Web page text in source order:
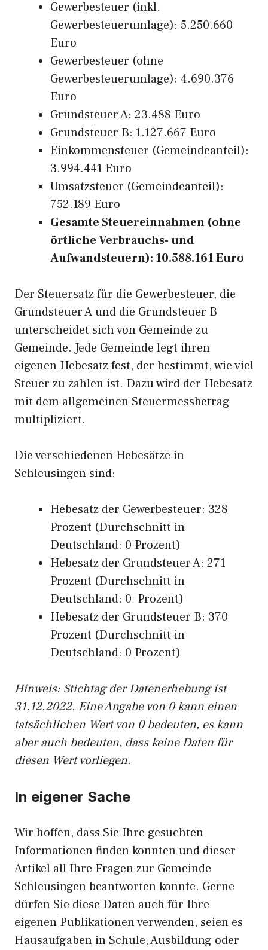
Gewerbesteuer (inkl.
Gewerbesteuerumlage): 5.250.660
Euro
Gewerbesteuer (ohne
Gewerbesteuerumlage): 4.690.376
Euro
Grundsteuer A: 23.488 Euro
Grundsteuer B: 1.127.667 Euro
Einkommensteuer (Gemeindeanteil):
3.994.441 Euro
Umsatzsteuer (Gemeindeanteil):
752.189 Euro
Gesamte Steuereinnahmen (ohne
örtliche Verbrauchs- und
Aufwandsteuern): 10.588.161 Euro
Der Steuersatz für die Gewerbesteuer, die
Grundsteuer A und die Grundsteuer B
unterscheidet sich von Gemeinde zu
Gemeinde. Jede Gemeinde legt ihren
eigenen Hebesatz fest, der bestimmt, wie viel
Steuer zu zahlen ist. Dazu wird der Hebesatz
mit dem allgemeinen Steuermessbetrag
multipliziert.
Die verschiedenen Hebesätze in
Schleusingen sind:
Hebesatz der Gewerbesteuer: 328
Prozent (Durchschnitt in
Deutschland: 0 Prozent)
Hebesatz der Grundsteuer A: 271
Prozent (Durchschnitt in
Deutschland: 0 Prozent)
Hebesatz der Grundsteuer B: 370
Prozent (Durchschnitt in
Deutschland: 0 Prozent)
Hinweis: Stichtag der Datenerhebung ist
31.12.2022. Eine Angabe von 0 kann einen
tatsächlichen Wert von 0 bedeuten, es kann
aber auch bedeuten, dass keine Daten für
diesen Wert vorliegen.
In eigener Sache
Wir hoffen, dass Sie Ihre gesuchten
Informationen finden konnten und dieser
Artikel all Ihre Fragen zur Gemeinde
Schleusingen beantworten konnte. Gerne
dürfen Sie diese Daten auch für Ihre
eigenen Publikationen verwenden, seien es
Hausaufgaben in Schule, Ausbildung oder